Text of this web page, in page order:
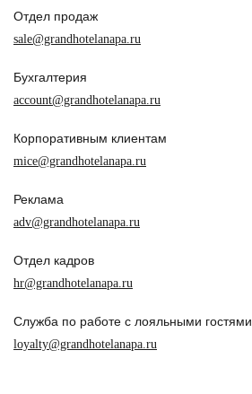
Отдел продаж
sale@grandhotelanapa.ru
Бухгалтерия
account@grandhotelanapa.ru
Корпоративным клиентам
mice@grandhotelanapa.ru
Реклама
adv@grandhotelanapa.ru
Отдел кадров
hr@grandhotelanapa.ru
Служба по работе с лояльными гостями
loyalty@grandhotelanapa.ru